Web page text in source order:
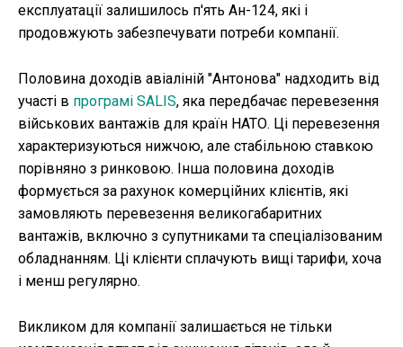
експлуатації залишилось п'ять Ан-124, які і
продовжують забезпечувати потреби компанії.
Половина доходів авіаліній "Антонова" надходить від
участі в програмі SALIS, яка передбачає перевезення
військових вантажів для країн НАТО. Ці перевезення
характеризуються нижчою, але стабільною ставкою
порівняно з ринковою. Інша половина доходів
формується за рахунок комерційних клієнтів, які
замовляють перевезення великогабаритних
вантажів, включно з супутниками та спеціалізованим
обладнанням. Ці клієнти сплачують вищі тарифи, хоча
і менш регулярно.
Викликом для компанії залишається не тільки